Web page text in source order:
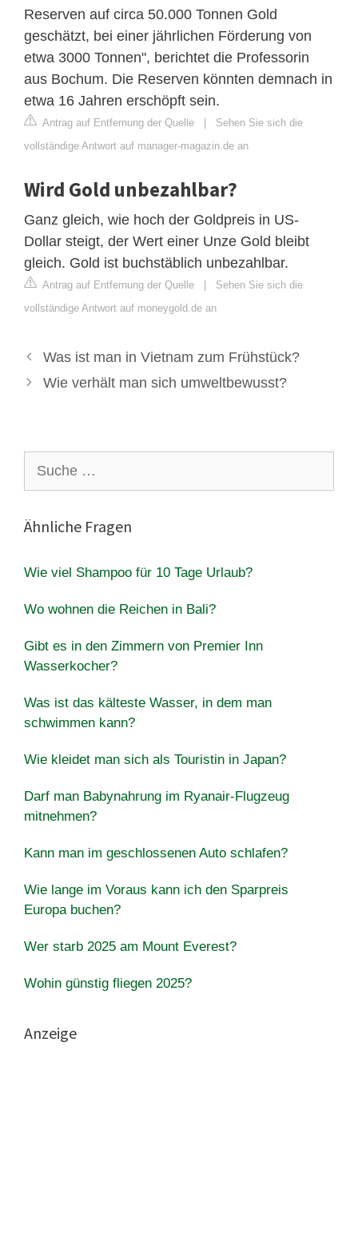
Reserven auf circa 50.000 Tonnen Gold
geschätzt, bei einer jährlichen Förderung von
etwa 3000 Tonnen", berichtet die Professorin
aus Bochum. Die Reserven könnten demnach in
etwa 16 Jahren erschöpft sein.
Antrag auf Entfernung der Quelle | Sehen Sie sich die
vollständige Antwort auf manager-magazin.de an
Wird Gold unbezahlbar?
Ganz gleich, wie hoch der Goldpreis in US-
Dollar steigt, der Wert einer Unze Gold bleibt
gleich. Gold ist buchstäblich unbezahlbar.
Antrag auf Entfernung der Quelle | Sehen Sie sich die
vollständige Antwort auf moneygold.de an
Was ist man in Vietnam zum Frühstück?
Wie verhält man sich umweltbewusst?
nach:
Ähnliche Fragen
Wie viel Shampoo für 10 Tage Urlaub?
Wo wohnen die Reichen in Bali?
Gibt es in den Zimmern von Premier Inn
Wasserkocher?
Was ist das kälteste Wasser, in dem man
schwimmen kann?
Wie kleidet man sich als Touristin in Japan?
Darf man Babynahrung im Ryanair-Flugzeug
mitnehmen?
Kann man im geschlossenen Auto schlafen?
Wie lange im Voraus kann ich den Sparpreis
Europa buchen?
Wer starb 2025 am Mount Everest?
Wohin günstig fliegen 2025?
Anzeige